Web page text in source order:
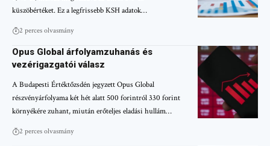
küszöbértéket. Ez a legfrissebb KSH adatok…
2 perces olvasmány
Opus Global árfolyamzuhanás és
vezérigazgatói válasz
A Budapesti Értéktőzsdén jegyzett Opus Global
részvényárfolyama két hét alatt 500 forintról 330 forint
környékére zuhant, miután erőteljes eladási hullám…
2 perces olvasmány